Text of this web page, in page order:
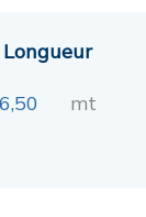
Longueur
6,50 mt